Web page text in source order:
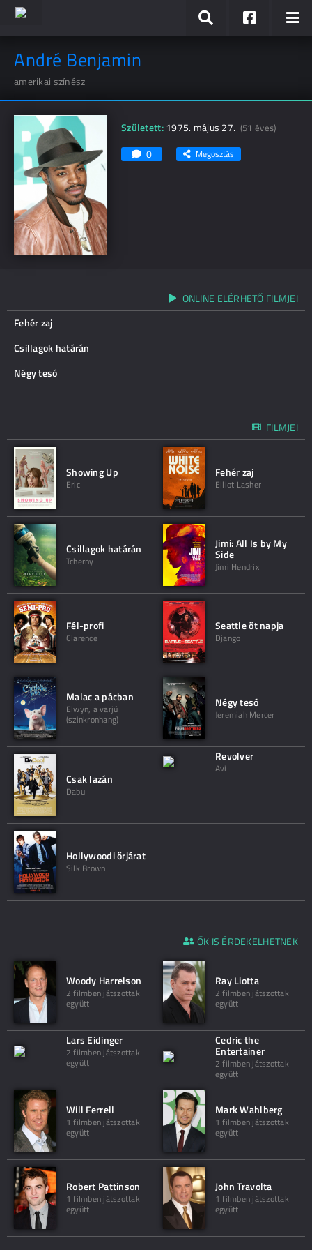
André Benjamin
amerikai színész
Született:1975. május 27. (51 éves)
0 Megosztás
ONLINE ELÉRHETŐ FILMJEI
Fehér zaj
Csillagok határán
Négy tesó
FILMJEI
Showing Up
Eric
Fehér zaj
Elliot Lasher
Csillagok határán
Tcherny
Jimi: All Is by My
Side
Jimi Hendrix
Fél-profi
Clarence
Seattle öt napja
Django
Malac a pácban
Elwyn, a varjú
(szinkronhang)
Négy tesó
Jeremiah Mercer
Csak lazán
Dabu
Revolver
Avi
Hollywoodi őrjárat
Silk Brown
ŐK IS ÉRDEKELHETNEK
Woody Harrelson
2 filmben játszottak
együtt
Ray Liotta
2 filmben játszottak
együtt
Lars Eidinger
2 filmben játszottak
együtt
Cedric the
Entertainer
2 filmben játszottak
együtt
Will Ferrell
1 filmben játszottak
együtt
Mark Wahlberg
1 filmben játszottak
együtt
Robert Pattinson
1 filmben játszottak
együtt
John Travolta
1 filmben játszottak
együtt